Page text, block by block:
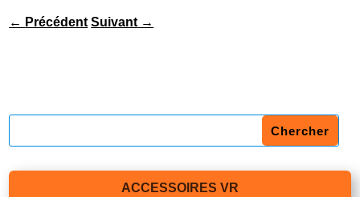
← Précédent Suivant →
ACCESSOIRES VR